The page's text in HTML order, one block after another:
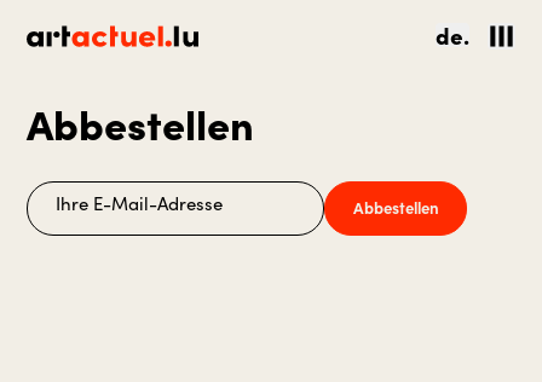
de.
Abbestellen
Abbestellen